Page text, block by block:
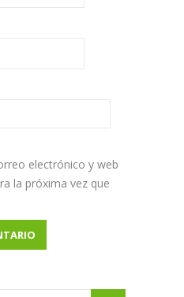
electrónico y web
la próxima vez que